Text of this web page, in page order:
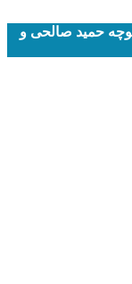
حمید صالحی و